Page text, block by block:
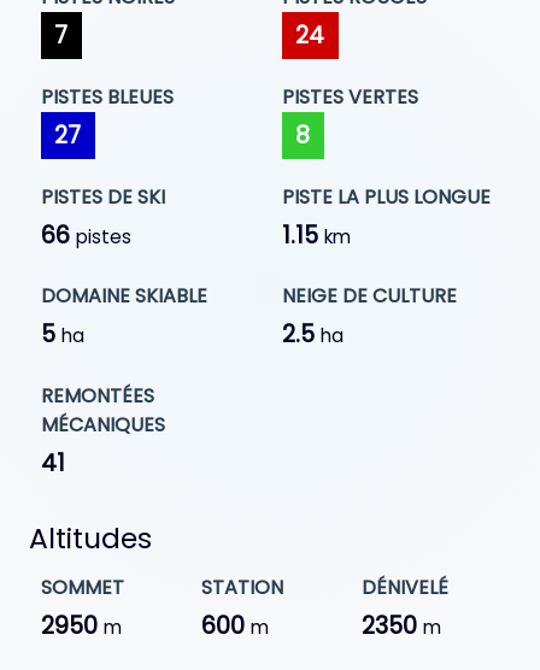
7 24
PISTES BLEUES
27
PISTES VERTES
8
PISTES DE SKI
66 pistes
PISTE LA PLUS LONGUE
1.15 km
DOMAINE SKIABLE
5 ha
NEIGE DE CULTURE
2.5 ha
REMONTÉES
MÉCANIQUES
41
Altitudes
SOMMET
2950 m
STATION
600 m
DÉNIVELÉ
2350m